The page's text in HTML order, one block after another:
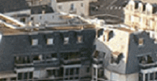
colonnes affichées